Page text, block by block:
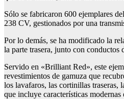
Sólo se fabricaron 600 ejemplares
238 CV, gestionados por una
Por lo demás, se ha modificado la
la parte trasera, junto con conductos
Servido en «Brilliant Red», este
revestimientos de gamuza que
los lavafaros, las cortinillas traseras,
que incluye características